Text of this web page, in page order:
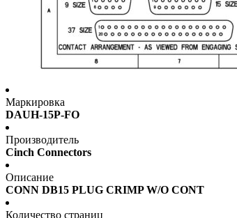
Маркировка
DAUH-15P-FO
Производитель
Cinch Connectors
Описание
CONN DB15 PLUG CRIMP W/O CONT
Количество страниц